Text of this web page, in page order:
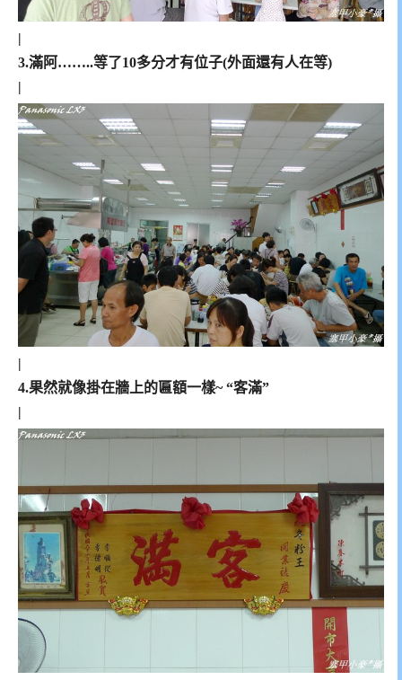
|
3.滿阿……..等了10多分才有位子(外面還有人在等)
|
|
4.果然就像掛在牆上的匾額一樣~ “客滿”
|